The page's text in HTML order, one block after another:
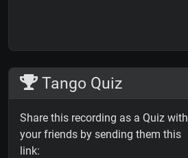
Tango Quiz
Share this recording as a Quiz with
your friends by sending them this
link: